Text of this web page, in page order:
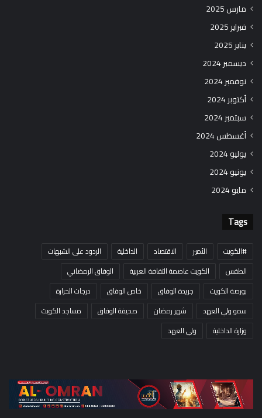
مارس 2025
فبراير 2025
يناير 2025
ديسمبر 2024
نوفمبر 2024
أكتوبر 2024
سبتمبر 2024
أغسطس 2024
يوليو 2024
يونيو 2024
مايو 2024
Tags
#الكويت الأمير الاقتصاد الداخلية
الردود على الشبهات
الطقس
الكويت عاصمة الثقافة العربية
الوفاق الرمضاني
بورصة الكويت
جريدة الوفاق خاص الوفاق
درجات الحرارة
سمو ولي العهد
شهر رمضان صحيفة الوفاق
مساجد الكويت
وزارة الداخلية
ولي العهد